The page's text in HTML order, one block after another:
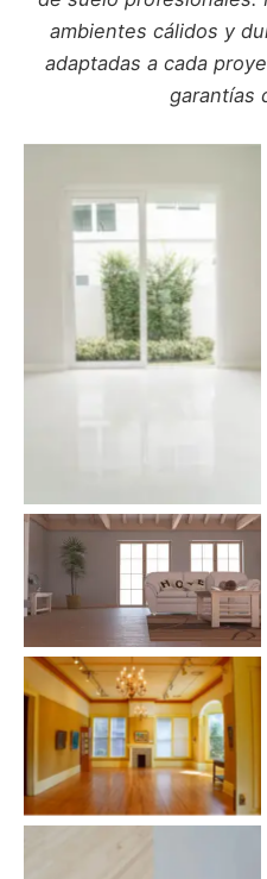
ambientes cálidos y
adaptadas a cada
garantías